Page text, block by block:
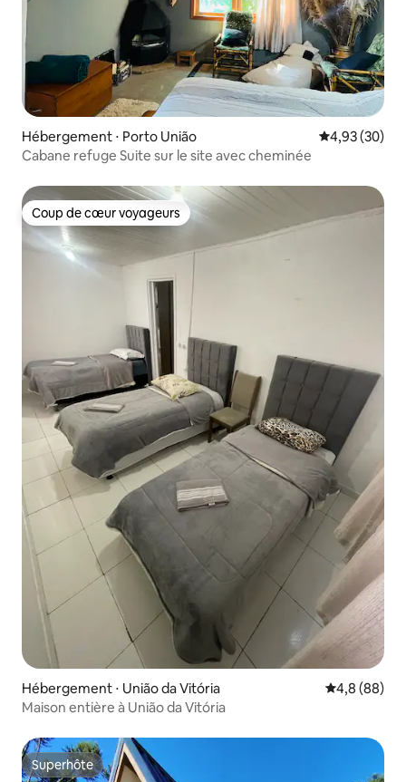
Hébergement ⋅ Porto União Évaluation
4,93 (30)
Cabane refuge Suite sur le site avec cheminée
Coup de cœur voyageurs
Coup de cœur voyageurs
Hébergement ⋅ União da Vitória Évaluation
4,8 (88)
Maison entière à União da Vitória
Superhôte
Superhôte